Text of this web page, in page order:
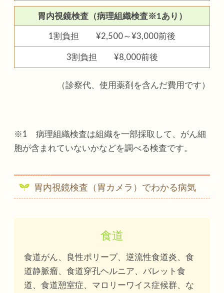
胃内視鏡検査（病理組織検査※1あり）
1割負担 ¥2,500～¥3,000前後
3割負担 ¥8,000前後
（診察代、使用薬剤を含んだ費用です）
※1 病理組織検査は組織を一部採取して、がん細
胞が含まれていないかなどを調べる検査です。
胃内視鏡検査（胃カメラ）でわかる病気
食道
食道がん、良性ポリープ、逆流性食道炎、食
道静脈瘤、食道穿孔ヘルニア、バレット食
道、食道憩室症、マロリーワイス症候群、な